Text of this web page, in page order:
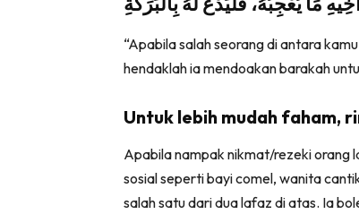
“Apabila salah seorang di antara
hendaklah ia mendoakan barakah
Untuk lebih mudah faham,
Apabila nampak nikmat/rezeki orang
sosial seperti bayi comel, wanita
salah satu dari dua lafaz di atas. Ia